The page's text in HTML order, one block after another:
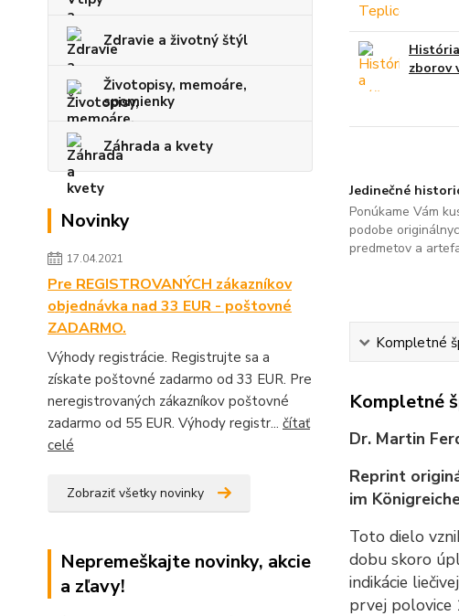
Zdravie a životný štýl
Životopisy, memoáre,
spomienky
Záhrada a kvety
Novinky
17.04.2021
Pre REGISTROVANÝCH zákazníkov
objednávka nad 33 EUR - poštovné
ZADARMO.
Výhody registrácie. Registrujte sa a
získate poštovné zadarmo od 33 EUR. Pre
neregistrovaných zákazníkov poštovné
zadarmo od 55 EUR. Výhody registr... čítať
celé
Zobraziť všetky novinky
Nepremeškajte novinky, akcie
a zľavy!
zborov
Jedinečné
Ponúkame Vám
podobe
predmetov a
Kompletné
Kompletné
Dr. Martin
Reprint
im
Toto dielo
dobu skoro
indikácie
prvej polovice